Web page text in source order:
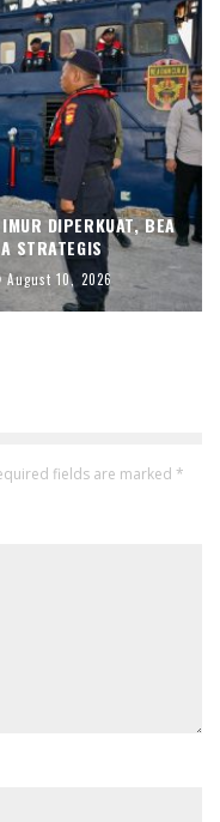
DIPERKUAT, BEA
STRATEGIS
August 10, 2026
fields are marked *